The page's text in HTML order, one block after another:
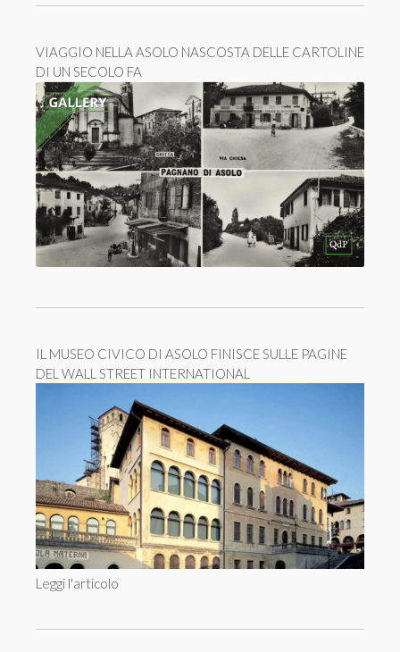
VIAGGIO NELLA ASOLO NASCOSTA DELLE CARTOLINE
DI UN SECOLO FA
IL MUSEO CIVICO DI ASOLO FINISCE SULLE PAGINE
DEL WALL STREET INTERNATIONAL
Leggi l'articolo